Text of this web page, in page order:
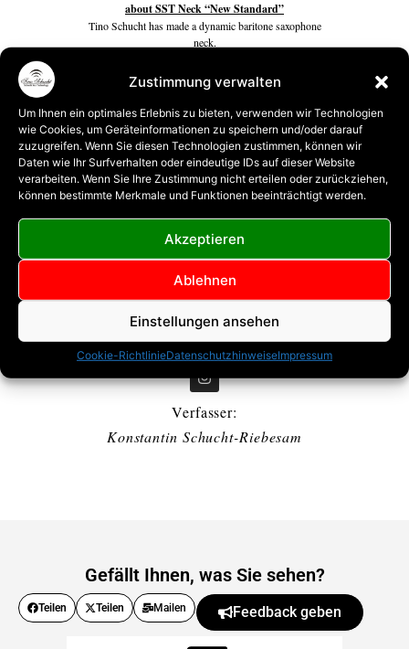
Zustimmung verwalten
Um Ihnen ein optimales Erlebnis zu bieten, verwenden wir Technologien
wie Cookies, um Geräteinformationen zu speichern und/oder darauf
zuzugreifen. Wenn Sie diesen Technologien zustimmen, können wir
Daten wie Ihr Surfverhalten oder eindeutige IDs auf dieser Website
verarbeiten. Wenn Sie Ihre Zustimmung nicht erteilen oder zurückziehen,
können bestimmte Merkmale und Funktionen beeinträchtigt werden.
Akzeptieren
Ablehnen
Einstellungen ansehen
Cookie-RichtlinieDatenschutzhinweiseImpressum
about SST Neck “New Standard”
Tino Schucht has made a dynamic baritone saxophone
neck.
little effort to project.
It has an edge that will cut through in acoustic,
contemporary, R & B, rock and big band settings.
It is very easy to play and the more I play it the more I
discover its endless possibilities. Tino has the
knowledge
and experience to satisfy anyone’s needs and tastes.
These necks are an asset to the instrument and your
check them out.
Tim Price
Sozial Media
Kanäle
Verfasser:
Konstantin Schucht-Riebesam
Gefällt Ihnen, was Sie sehen?
Teilen Teilen Mailen Feedback geben